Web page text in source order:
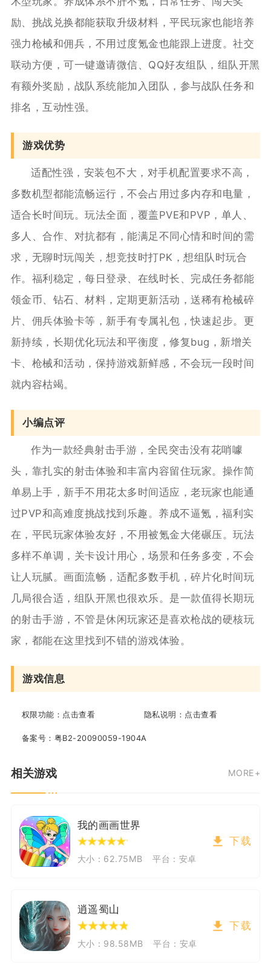
励、挑战兑换都能获取升级材料，平民玩家也能培养
强力枪械和佣兵，不用过度氪金也能跟上进度。社交
联动方便，可一键邀请微信、QQ好友组队，组队开黑
有额外奖励，战队系统能加入团队，参与战队任务和
排名，互动性强。
游戏优势
适配性强，安装包不大，对手机配置要求不高，
多数机型都能流畅运行，不会占用过多内存和电量，
适合长时间玩。玩法全面，覆盖PVE和PVP，单人、
多人、合作、对抗都有，能满足不同心情和时间的需
求，无聊时玩闯关，想竞技时打PK，想组队时玩合
作。福利稳定，每日登录、在线时长、完成任务都能
领金币、钻石、材料，定期更新活动，送稀有枪械碎
片、佣兵体验卡等，新手有专属礼包，快速起步。更
新持续，长期优化玩法和平衡度，修复bug，新增关
卡、枪械和活动，保持游戏新鲜感，不会玩一段时间
就内容枯竭。
小编点评
作为一款经典射击手游，全民突击没有花哨噱
头，靠扎实的射击体验和丰富内容留住玩家。操作简
单易上手，新手不用花太多时间适应，老玩家也能通
过PVP和高难度挑战找到乐趣。养成不逼氪，福利实
在，平民玩家体验友好，不用被氪金大佬碾压。玩法
多样不单调，关卡设计用心，场景和任务多变，不会
让人玩腻。画面流畅，适配多数手机，碎片化时间玩
几局很合适，组队开黑也很欢乐。是一款值得长期玩
的射击手游，不管是休闲玩家还是喜欢枪战的硬核玩
家，都能在这里找到不错的游戏体验。
游戏信息
权限功能： 点击查看 隐私说明： 点击查看
备案号： 粤B2-20090059-1904A
相关游戏 MORE+
我的画画世界
大小：62.75MB 平台：安卓
下载
逍遥蜀山
大小：98.58MB 平台：安卓
下载